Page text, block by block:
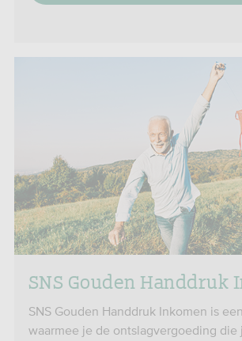
SNS Gouden Handdruk
SNS Gouden Handdruk Inkomen is
waarmee je de ontslagvergoeding die